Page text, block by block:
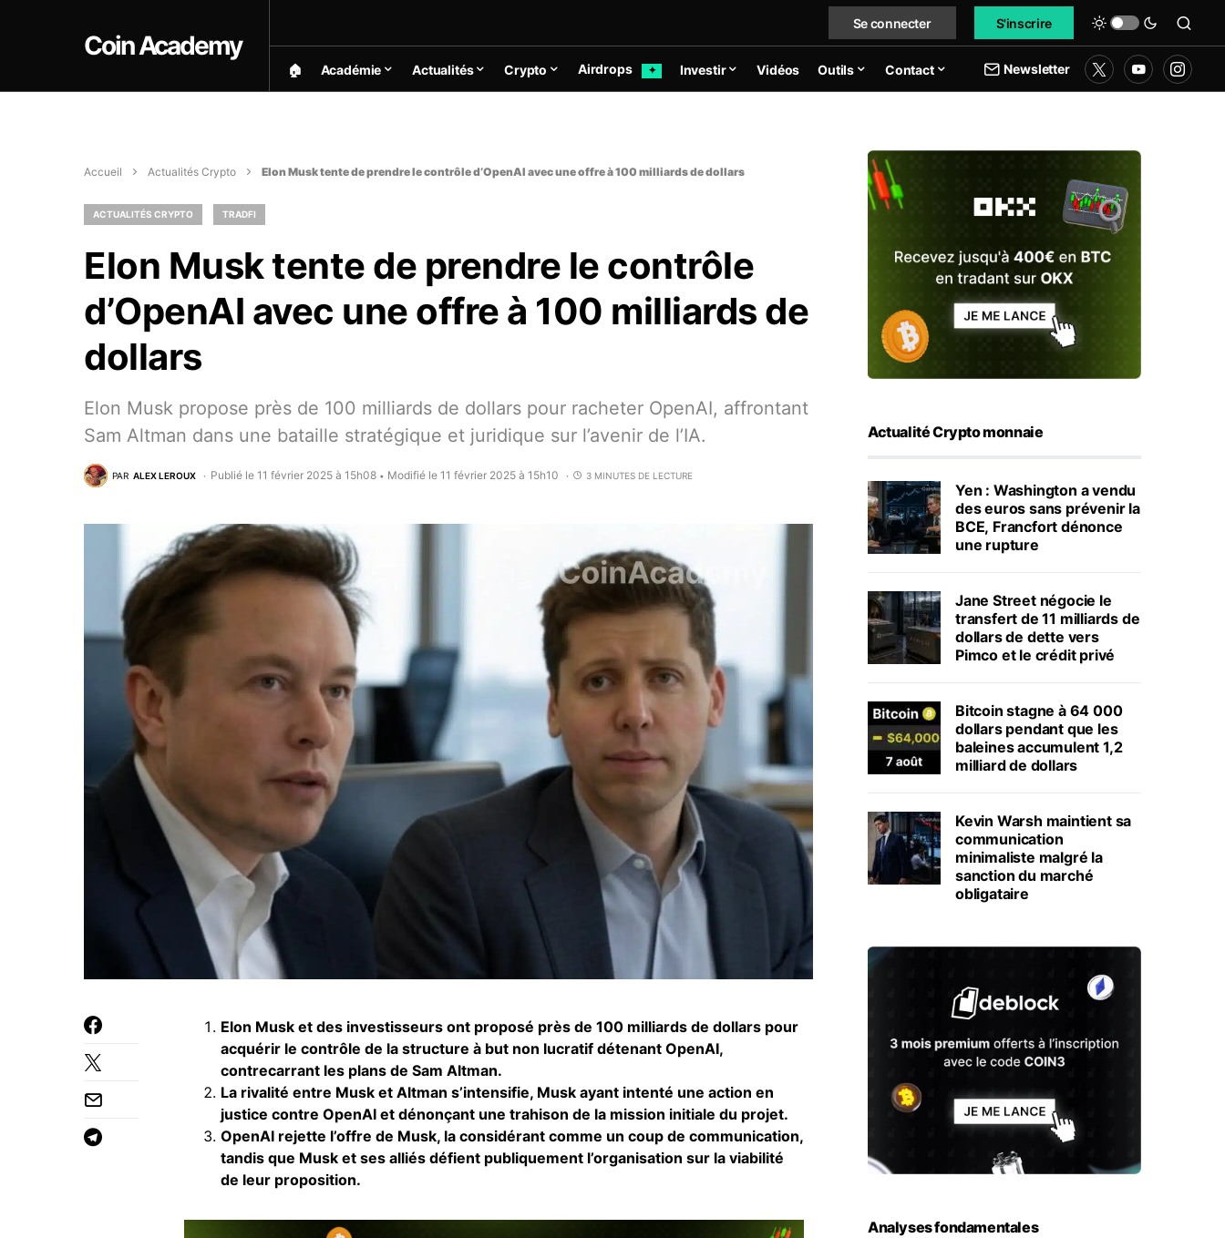
Coin Academy
Se connecter S'inscrire
🏠︎ Académie Actualités Crypto Airdrops ✦ Investir Vidéos Outils Contact Newsletter
Accueil Actualités Crypto Elon Musk tente de prendre le contrôle d’OpenAI avec une offre à 100 milliards de dollars
ACTUALITÉS CRYPTO TRADFI
Elon Musk tente de prendre le contrôle
d’OpenAI avec une offre à 100 milliards de
dollars
Elon Musk propose près de 100 milliards de dollars pour racheter OpenAI, affrontant
Sam Altman dans une bataille stratégique et juridique sur l’avenir de l’IA.
PAR ALEX LEROUX Publié le 11 février 2025 à 15h08 • Modifié le 11 février 2025 à 15h10 3 MINUTES DE LECTURE
Elon Musk et des investisseurs ont proposé près de 100 milliards de dollars pour
acquérir le contrôle de la structure à but non lucratif détenant OpenAI,
contrecarrant les plans de Sam Altman.
La rivalité entre Musk et Altman s’intensifie, Musk ayant intenté une action en
justice contre OpenAI et dénonçant une trahison de la mission initiale du projet.
OpenAI rejette l’offre de Musk, la considérant comme un coup de communication,
tandis que Musk et ses alliés défient publiquement l’organisation sur la viabilité
de leur proposition.
Actualité Crypto monnaie
Yen : Washington a vendu
des euros sans prévenir la
BCE, Francfort dénonce
une rupture
Jane Street négocie le
transfert de 11 milliards de
dollars de dette vers
Pimco et le crédit privé
Bitcoin stagne à 64 000
dollars pendant que les
baleines accumulent 1,2
milliard de dollars
Kevin Warsh maintient sa
communication
minimaliste malgré la
sanction du marché
obligataire
Analyses fondamentales